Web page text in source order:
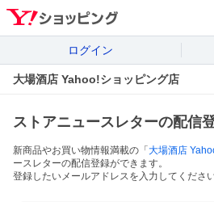
ログイン
大場酒店 Yahoo!ショッピング店
ストアニュースレターの配信
新商品やお買い物情報満載の「 大場酒店
ースレターの配信登録ができます。
登録したいメールアドレスを入力してください